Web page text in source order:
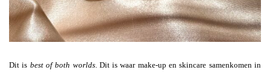
Dit is best of both worlds. Dit is waar make-up en skincare samenkomen in